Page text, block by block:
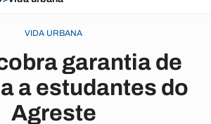
VIDA URBANA
garantia de
a estudantes do
Agreste